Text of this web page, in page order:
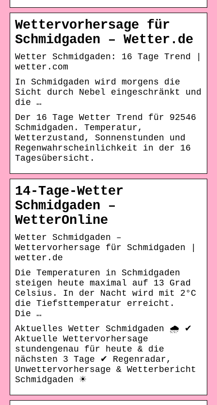
Wettervorhersage für
Schmidgaden – Wetter.de
Wetter Schmidgaden: 16 Tage Trend |
wetter.com
In Schmidgaden wird morgens die
Sicht durch Nebel eingeschränkt und
die …
Der 16 Tage Wetter Trend für 92546
Schmidgaden. Temperatur,
Wetterzustand, Sonnenstunden und
Regenwahrscheinlichkeit in der 16
Tagesübersicht.
14-Tage-Wetter
Schmidgaden –
WetterOnline
Wetter Schmidgaden –
Wettervorhersage für Schmidgaden |
wetter.de
Die Temperaturen in Schmidgaden
steigen heute maximal auf 13 Grad
Celsius. In der Nacht wird mit 2°C
die Tiefsttemperatur erreicht.
Die …
Aktuelles Wetter Schmidgaden 🌧️ ✔
Aktuelle Wettervorhersage
stundengenau für heute & die
nächsten 3 Tage ✔ Regenradar,
Unwettervorhersage & Wetterbericht
Schmidgaden ☀